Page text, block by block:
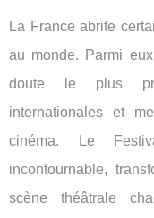
La France abrite
au monde. Parmi
doute le plus
internationales et
cinéma. Le
incontournable,
scène théâtrale